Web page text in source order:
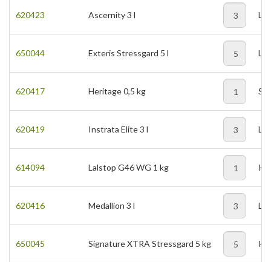
620423 Ascernity 3 l LIT
650044 Exteris Stressgard 5 l LIT
620417 Heritage 0,5 kg ST
620419 Instrata Elite 3 l LIT
614094 Lalstop G46 WG 1 kg KG
620416 Medallion 3 l LIT
650045 Signature XTRA Stressgard 5 kg KG